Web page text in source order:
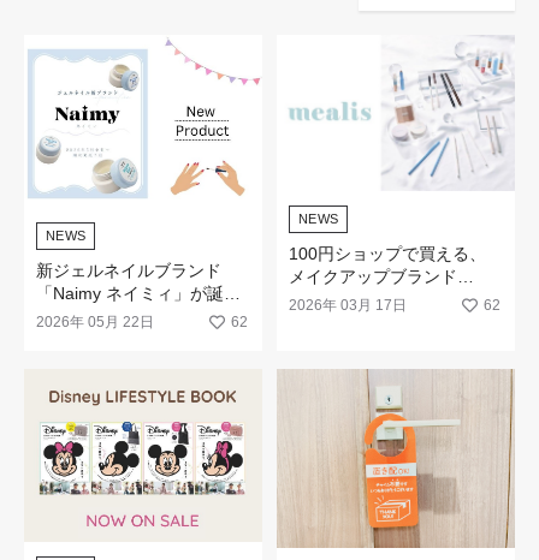
NEWS
新ジェルネイルブランド
「Naimy ネイミィ」が誕生
します
2026年 05月 22日 62
NEWS
100円ショップで買える、
メイクアップブランド
「mealis（メアリス）」誕
2026年 03月 17日 62